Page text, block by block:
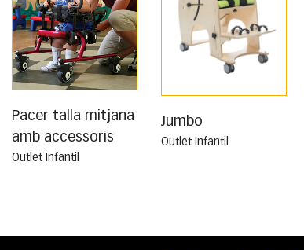
Pacer talla mitjana
amb accessoris
Outlet Infantil
Jumbo
Outlet Infantil